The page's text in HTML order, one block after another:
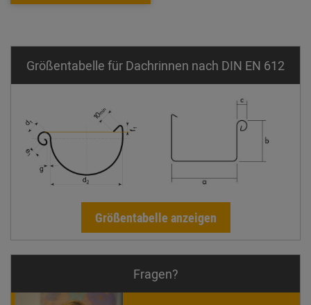
Größentabelle für Dachrinnen nach DIN EN 612
Größentabelle anzeigen
Fragen?